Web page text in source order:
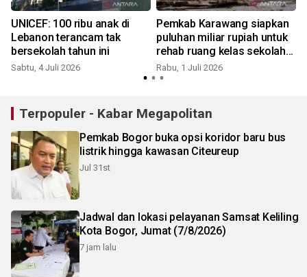
UNICEF: 100 ribu anak di
Lebanon terancam tak
bersekolah tahun ini
Sabtu, 4 Juli 2026
Pemkab Karawang siapkan
puluhan miliar rupiah untuk
rehab ruang kelas sekolah
yang rusak
Rabu, 1 Juli 2026
Terpopuler - Kabar Megapolitan
Pemkab Bogor buka opsi koridor baru bus
listrik hingga kawasan Citeureup
Jul 31st
Jadwal dan lokasi pelayanan Samsat Keliling
Kota Bogor, Jumat (7/8/2026)
7 jam lalu